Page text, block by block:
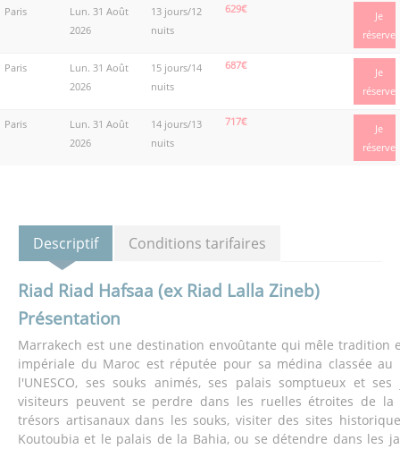
Paris
Lun. 31 Août
2026
13 jours/12
nuits
629€
Je
réserve
Paris
Lun. 31 Août
2026
15 jours/14
nuits
687€
Je
réserve
Paris
Lun. 31 Août
2026
14 jours/13
nuits
717€
Je
réserve
Descriptif Conditions tarifaires
Riad Riad Hafsaa (ex Riad Lalla Zineb)
Présentation
Marrakech est une destination envoûtante qui mêle tradition
impériale du Maroc est réputée pour sa médina classée
l'UNESCO, ses souks animés, ses palais somptueux et
visiteurs peuvent se perdre dans les ruelles étroites de la
trésors artisanaux dans les souks, visiter des sites
Koutoubia et le palais de la Bahia, ou se détendre dans les